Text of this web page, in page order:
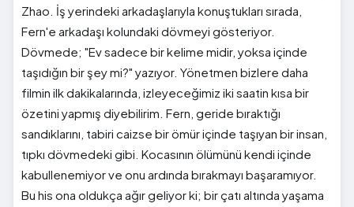
Zhao. İş yerindeki arkadaşlarıyla konuştukları sırada,
Fern'e arkadaşı kolundaki dövmeyi gösteriyor.
Dövmede; "Ev sadece bir kelime midir, yoksa içinde
taşıdığın bir şey mi?" yazıyor. Yönetmen bizlere daha
filmin ilk dakikalarında, izleyeceğimiz iki saatin kısa bir
özetini yapmış diyebilirim. Fern, geride bıraktığı
sandıklarını, tabiri caizse bir ömür içinde taşıyan bir insan,
tıpkı dövmedeki gibi. Kocasının ölümünü kendi içinde
kabullenemiyor ve onu ardında bırakmayı başaramıyor.
Bu his ona oldukça ağır geliyor ki; bir çatı altında yaşama